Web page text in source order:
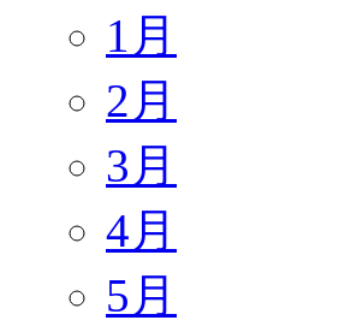
1月
2月
3月
4月
5月